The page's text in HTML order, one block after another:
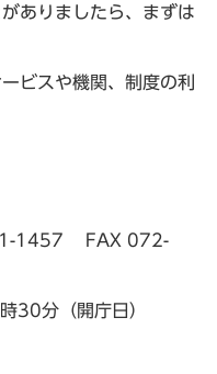
ありましたら、まずは
ビスや機関、制度の利
1457 FAX 072-
分（開庁日）